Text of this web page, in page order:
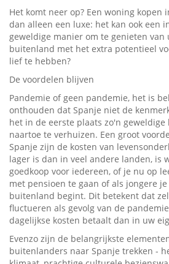
Het komt neer op? Een woning kopen
dan alleen een luxe: het kan ook een
geweldige manier om te genieten
buitenland met het extra potentieel
lief te hebben?
De voordelen blijven
Pandemie of geen pandemie, het is
onthouden dat Spanje niet de
het in de eerste plaats zo'n geweldige
naartoe te verhuizen. Een groot
Spanje zijn de kosten van
lager is dan in veel andere landen, is
goedkoop voor iedereen, of je nu op
met pensioen te gaan of als jongere
buitenland begint. Dit betekent dat
fluctueren als gevolg van de
dagelijkse kosten betaalt dan in uw
Evenzo zijn de belangrijkste
buitenlanders naar Spanje trekken -